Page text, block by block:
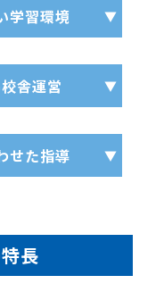
学習環境
舎運営
せた指導
長